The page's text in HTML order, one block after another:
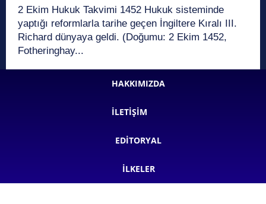
2 Ekim Hukuk Takvimi 1452 Hukuk sisteminde
yaptığı reformlarla tarihe geçen İngiltere Kıralı III.
Richard dünyaya geldi. (Doğumu: 2 Ekim 1452,
Fotheringhay...
HAKKIMIZDA
İLETIŞIM
EDITORYAL
İLKELER